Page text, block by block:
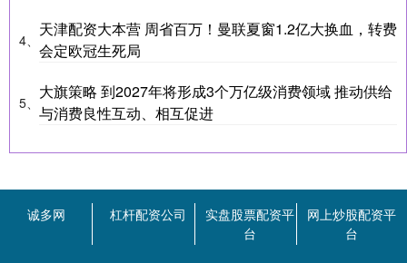
4、
天津配资大本营 周省百万！曼联夏窗1.2亿大换血，转费
会定欧冠生死局
5、
大旗策略 到2027年将形成3个万亿级消费领域 推动供给
与消费良性互动、相互促进
诚多网 杠杆配资公司
实盘股票配资平
台
网上炒股配资平
台